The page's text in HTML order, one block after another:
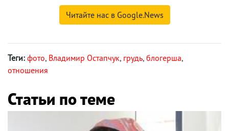
Читайте нас в Google.News
Теги: фото, Владимир Остапчук, грудь, блогерша,
отношения
Статьи по теме